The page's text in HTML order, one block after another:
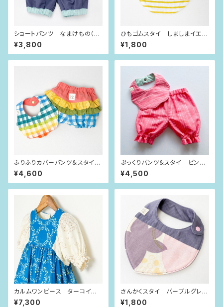
ショートパンツ なまけもの（9
0size）
¥3,800
ひもゴムスタイ しましまイエロ
ー
¥1,800
ふりふりカバーパンツ＆スタイ
にじいろチェック（80size）
¥4,600
ぷっくりパンツ＆スタイ ピンク
×ゆらゆらライン（80size）
¥4,500
カルムワンピース ターコイズ×
輪っかの花（90size）
¥7,300
さんかくスタイ パープルグレー
の花
¥1,800